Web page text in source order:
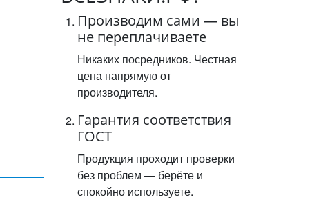
Производим сами — вы
не переплачиваете
Никаких посредников. Честная
цена напрямую от
производителя.
Гарантия соответствия
ГОСТ
Продукция проходит проверки
без проблем — берёте и
спокойно используете.